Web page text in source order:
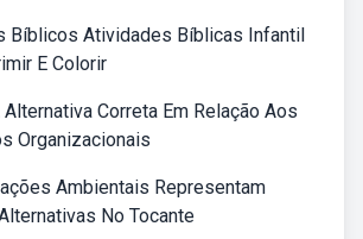
Bíblicos Atividades Bíblicas Infantil
E Colorir
Correta Em Relação Aos
Organizacionais
Ambientais Representam
No Tocante